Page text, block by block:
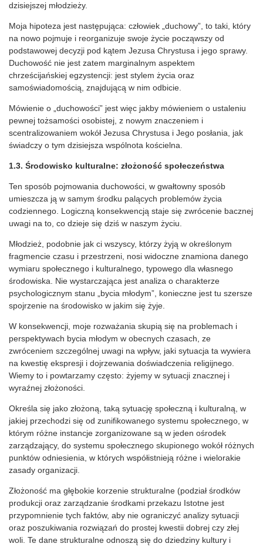
dzisiejszej młodzieży.
Moja hipoteza jest następująca: człowiek „duchowy”, to taki, który
na nowo pojmuje i reorganizuje swoje życie począwszy od
podstawowej decyzji pod kątem Jezusa Chrystusa i jego sprawy.
Duchowość nie jest zatem marginalnym aspektem
chrześcijańskiej egzystencji: jest stylem życia oraz
samoświadomością, znajdującą w nim odbicie.
Mówienie o „duchowości” jest więc jakby mówieniem o ustaleniu
pewnej tożsamości osobistej, z nowym znaczeniem i
scentralizowaniem wokół Jezusa Chrystusa i Jego posłania, jak
świadczy o tym dzisiejsza wspólnota kościelna.
1.3. Środowisko kulturalne: złożoność społeczeństwa
Ten sposób pojmowania duchowości, w gwałtowny sposób
umieszcza ją w samym środku palących problemów życia
codziennego. Logiczną konsekwencją staje się zwrócenie bacznej
uwagi na to, co dzieje się dziś w naszym życiu.
Młodzież, podobnie jak ci wszyscy, którzy żyją w określonym
fragmencie czasu i przestrzeni, nosi widoczne znamiona danego
wymiaru społecznego i kulturalnego, typowego dla własnego
środowiska. Nie wystarczająca jest analiza o charakterze
psychologicznym stanu „bycia młodym”, konieczne jest tu szersze
spojrzenie na środowisko w jakim się żyje.
W konsekwencji, moje rozważania skupią się na problemach i
perspektywach bycia młodym w obecnych czasach, ze
zwróceniem szczególnej uwagi na wpływ, jaki sytuacja ta wywiera
na kwestię ekspresji i dojrzewania doświadczenia religijnego.
Wiemy to i powtarzamy często: żyjemy w sytuacji znacznej i
wyraźnej złożoności.
Określa się jako złożoną, taką sytuację społeczną i kulturalną, w
jakiej przechodzi się od zunifikowanego systemu społecznego, w
którym różne instancje zorganizowane są w jeden ośrodek
zarządzający, do systemu społecznego skupionego wokół różnych
punktów odniesienia, w których współistnieją różne i wielorakie
zasady organizacji.
Złożoność ma głębokie korzenie strukturalne (podział środków
produkcji oraz zarządzanie środkami przekazu Istotne jest
przypomnienie tych faktów, aby nie ograniczyć analizy sytuacji
oraz poszukiwania rozwiązań do prostej kwestii dobrej czy złej
woli. Te dane strukturalne odnoszą się do dziedziny kultury i